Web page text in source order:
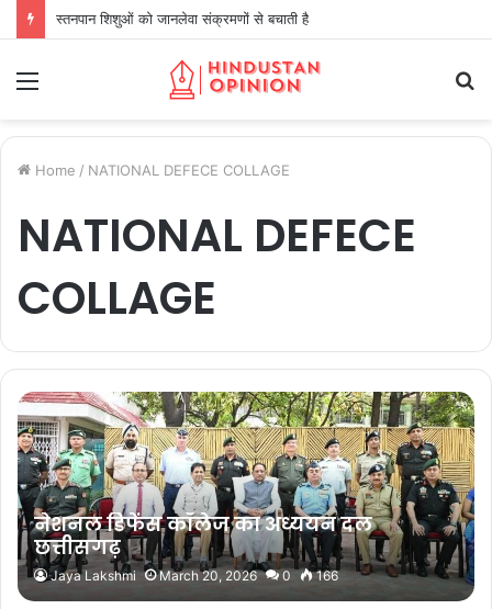
स्तनपान शिशुओं को जानलेवा संक्रमणों से बचाती है
Home / NATIONAL DEFECE COLLAGE
NATIONAL DEFECE
COLLAGE
नेशनल डिफेंस कॉलेज का अध्ययन दल
छत्तीसगढ़
Jaya Lakshmi March 20, 2026 0 166